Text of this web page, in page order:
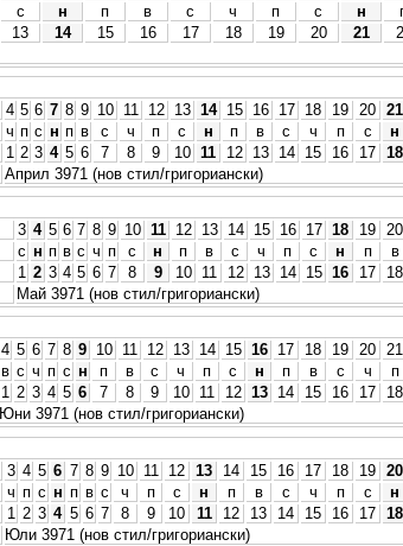
с н п в с ч п с н
13 14 15 16 17 18 19 20 21
4 5 6 7 8 9 10 11 12 13 14 15 16 17 18 19 20 21
ч п с н п в с ч п с н п в с ч п с н
1 2 3 4 5 6 7 8 9 10 11 12 13 14 15 16 17 18
Април 3971 (нов стил/григориански)
3 4 5 6 7 8 9 10 11 12 13 14 15 16 17 18 19 20
с н п в с ч п с н п в с ч п с н п в
1 2 3 4 5 6 7 8 9 10 11 12 13 14 15 16 17 18
Май 3971 (нов стил/григориански)
4 5 6 7 8 9 10 11 12 13 14 15 16 17 18 19 20 21
в с ч п с н п в с ч п с н п в с ч п
1 2 3 4 5 6 7 8 9 10 11 12 13 14 15 16 17 18
Юни 3971 (нов стил/григориански)
3 4 5 6 7 8 9 10 11 12 13 14 15 16 17 18 19 20
ч п с н п в с ч п с н п в с ч п с н
1 2 3 4 5 6 7 8 9 10 11 12 13 14 15 16 17 18
Юли 3971 (нов стил/григориански)